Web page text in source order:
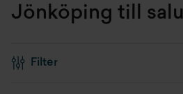
Jönköping till salu
Filter